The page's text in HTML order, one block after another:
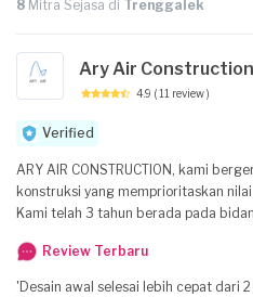
8 Mitra Sejasa di Trenggalek
Ary Air Construction
4.9 ( 11 review )
Verified
ARY AIR CONSTRUCTION, kami
konstruksi yang memprioritaskan
Kami telah 3 tahun berada pada
dan landscape.
Review Terbaru
'Desain awal selesai lebih cepat dari